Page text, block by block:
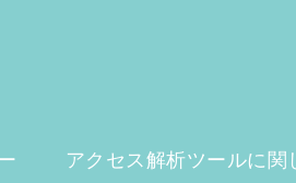
アクセス解析ツールに関